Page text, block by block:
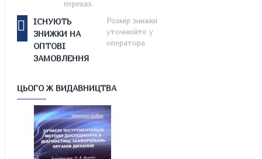
переказ.
ІСНУЮТЬ
ЗНИЖКИ НА
ОПТОВІ
ЗАМОВЛЕННЯ
Розмір знижки
уточнюйте у
оператора
ЦЬОГО Ж ВИДАВНИЦТВА